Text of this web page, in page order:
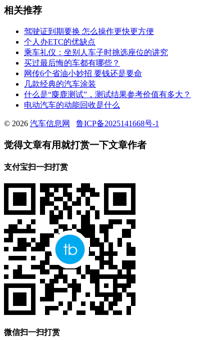
相关推荐
驾驶证到期要换 怎么操作更快更方便
个人办ETC的优缺点
乘车礼仪：坐别人车子时挑选座位的讲究
买过最后悔的车都有哪些？
网传6个省油小妙招 要钱还是要命
几款经典的汽车涂装
什么是“麋鹿测试”，测试结果参考价值有多大？
电动汽车的动能回收是什么
© 2026 汽车信息网 鲁ICP备2025141668号-1
觉得文章有用就打赏一下文章作者
支付宝扫一扫打赏
微信扫一扫打赏